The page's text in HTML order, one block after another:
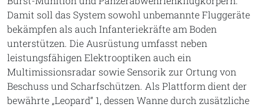
Damit soll das System sowohl unbemannte Fluggeräte
bekämpfen als auch Infanteriekräfte am Boden
unterstützen. Die Ausrüstung umfasst neben
leistungsfähigen Elektrooptiken auch ein
Multimissionsradar sowie Sensorik zur Ortung von
Beschuss und Scharfschützen. Als Plattform dient der
bewährte „Leopard“ 1, dessen Wanne durch zusätzliche